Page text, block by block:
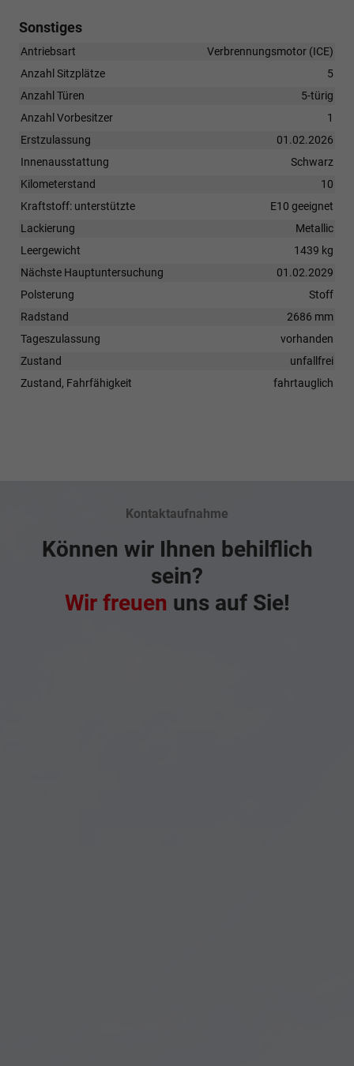
Sonstiges
Antriebsart
Verbrennungsmotor (ICE)
Anzahl Sitzplätze
5
Anzahl Türen
5-türig
Anzahl Vorbesitzer
1
Erstzulassung
01.02.2026
Innenausstattung
Schwarz
Kilometerstand
10
Kraftstoff: unterstützte
E10 geeignet
Lackierung
Metallic
Leergewicht
1439 kg
Nächste Hauptuntersuchung
01.02.2029
Polsterung
Stoff
Radstand
2686 mm
Tageszulassung
vorhanden
Zustand
unfallfrei
Zustand, Fahrfähigkeit
fahrtauglich
Kontaktaufnahme
Können wir Ihnen behilflich
sein?
Wir freuen uns auf Sie!